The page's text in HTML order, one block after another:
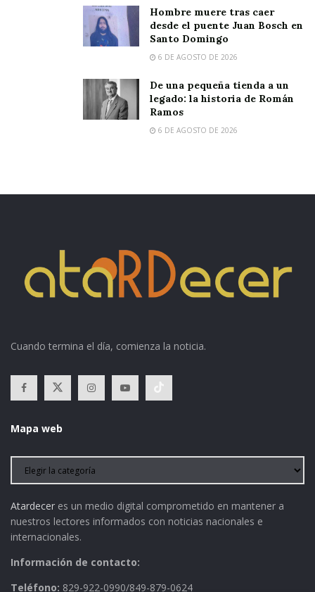
Hombre muere tras caer
desde el puente Juan Bosch en
Santo Domingo
6 DE AGOSTO DE 2026
De una pequeña tienda a un
legado: la historia de Román
Ramos
6 DE AGOSTO DE 2026
Cuando termina el día, comienza la noticia.
Mapa web
Atardecer es un medio digital comprometido en mantener a
nuestros lectores informados con noticias nacionales e
internacionales.
Información de contacto:
Teléfono: 829-922-0990/849-879-0624